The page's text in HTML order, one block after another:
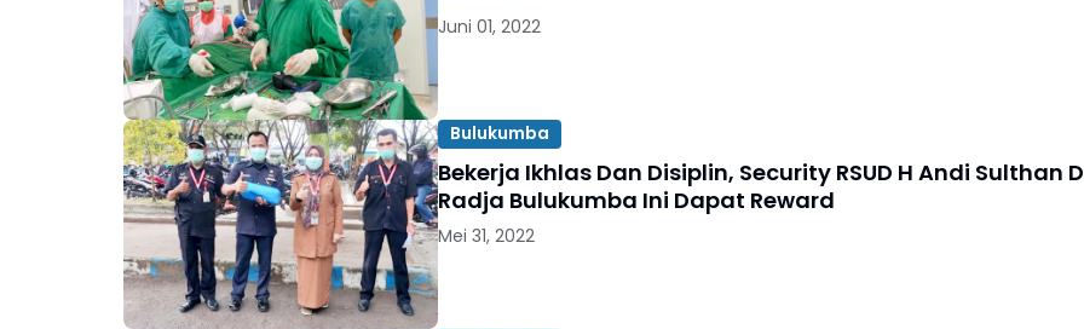
Juni 01, 2022
Bulukumba
Bekerja Ikhlas Dan Disiplin, Security RSUD H Andi Sulthan
Radja Bulukumba Ini Dapat Reward
Mei 31, 2022